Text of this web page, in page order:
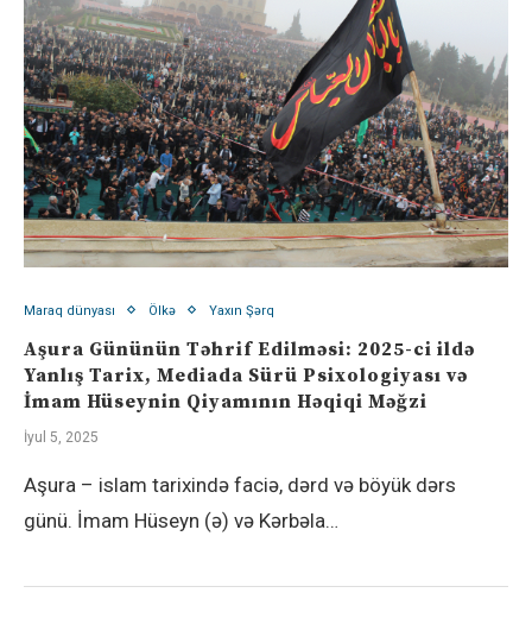
Maraq dünyası Ölkə Yaxın Şərq
Aşura Gününün Təhrif Edilməsi: 2025-ci ildə
Yanlış Tarix, Mediada Sürü Psixologiyası və
İmam Hüseynin Qiyamının Həqiqi Məğzi
İyul 5, 2025
Aşura – islam tarixində faciə, dərd və böyük dərs
günü. İmam Hüseyn (ə) və Kərbəla…